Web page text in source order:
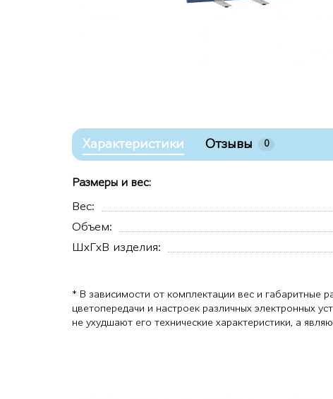
Характеристики Отзывы 0
Размеры и вес:
Вес:
Объем:
ШхГхВ изделия:
* В зависимости от комплектации вес и габаритные
цветопередачи и настроек различных электронных
не ухудшают его технические характеристики, а